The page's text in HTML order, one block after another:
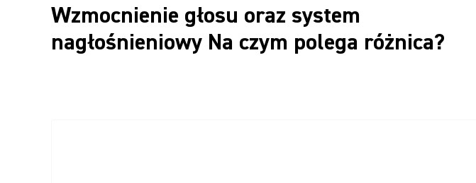
Wzmocnienie głosu oraz system
nagłośnieniowy Na czym polega różnica?